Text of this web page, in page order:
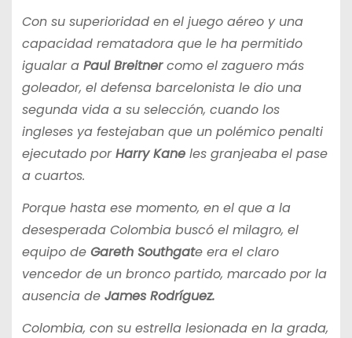
Con su superioridad en el juego aéreo y una
capacidad rematadora que le ha permitido
igualar a Paul Breitnercomo el zaguero más
goleador, el defensa barcelonista le dio una
segunda vida a su selección, cuando los
ingleses ya festejaban que un polémico penalti
ejecutado porHarry Kaneles granjeaba el pase
a cuartos.
Porque hasta ese momento, en el que a la
desesperada Colombia buscó el milagro, el
equipo de Gareth Southgate era el claro
vencedor de un bronco partido, marcado por la
ausencia de James Rodríguez.
Colombia, con su estrella lesionada en la grada,